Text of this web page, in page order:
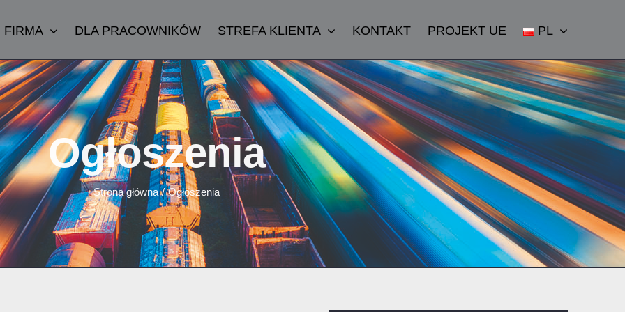
FIRMA DLA PRACOWNIKÓW STREFA KLIENTA KONTAKT PROJEKT UE PL
Ogłoszenia
Strona główna / Ogłoszenia